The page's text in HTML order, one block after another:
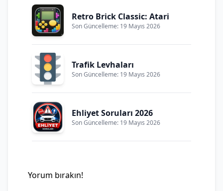
Retro Brick Classic: Atari
Son Güncelleme: 19 Mayıs 2026
Trafik Levhaları
Son Güncelleme: 19 Mayıs 2026
Ehliyet Soruları 2026
Son Güncelleme: 19 Mayıs 2026
Yorum bırakın!